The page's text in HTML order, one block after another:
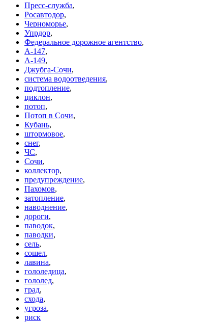
Пресс-служба,
Росавтодор,
Черноморье,
Упрдор,
Федеральное дорожное агентство,
А-147,
А-149,
Джубга-Сочи,
система водоотведения,
подтопление,
циклон,
потоп,
Потоп в Сочи,
Кубань,
штормовое,
снег,
ЧС,
Сочи,
коллектор,
предупреждение,
Пахомов,
затопление,
наводнение,
дороги,
паводок,
паводки,
сель,
сошел,
лавина,
гололедица,
гололед,
град,
схода,
угроза,
риск